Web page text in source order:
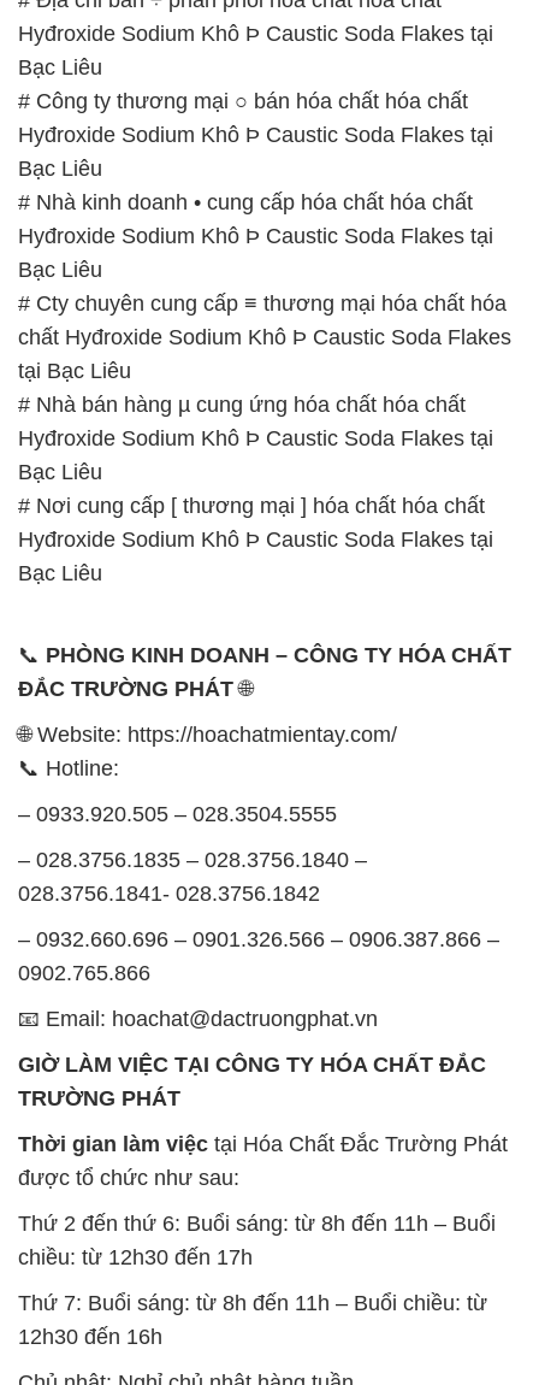
Bạc Liêu
# Nhà kinh doanh • cung cấp hóa chất hóa chất
Hyđroxide Sodium Khô Þ Caustic Soda Flakes tại
Bạc Liêu
# Cty chuyên cung cấp ≡ thương mại hóa chất hóa
chất Hyđroxide Sodium Khô Þ Caustic Soda Flakes
tại Bạc Liêu
# Nhà bán hàng µ cung ứng hóa chất hóa chất
Hyđroxide Sodium Khô Þ Caustic Soda Flakes tại
Bạc Liêu
# Nơi cung cấp [ thương mại ] hóa chất hóa chất
Hyđroxide Sodium Khô Þ Caustic Soda Flakes tại
Bạc Liêu
📞PHÒNG KINH DOANH – CÔNG TY HÓA CHẤT
ĐẮC TRƯỜNG PHÁT🌐
🌐 Website: https://hoachatmientay.com/
– 0933.920.505 – 028.3504.5555
028.3756.1841- 028.3756.1842
0902.765.866
📧 Email: hoachat@dactruongphat.vn
TRƯỜNG PHÁT
được tổ chức như sau:
Thứ 2 đến thứ 6: Buổi sáng: từ 8h đến 11h – Buổi
chiều: từ 12h30 đến 17h
Thứ 7: Buổi sáng: từ 8h đến 11h – Buổi chiều: từ
12h30 đến 16h
Chủ nhật: Nghỉ chủ nhật hàng tuần
thủ giờ làm việc để đảm bảo sự hỗ trợ tốt nhất cho
khách hàng và đảm bảo hiệu suất công việc cao